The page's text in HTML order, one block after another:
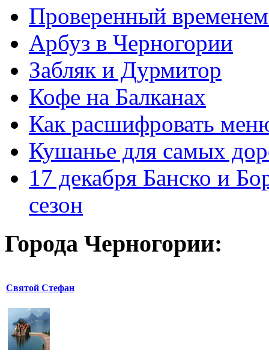
Проверенный временем
Арбуз в Черногории
Забляк и Дурмитор
Кофе на Балканах
Как расшифровать
Кушанье для самых
17 декабря Банско и
сезон
Города Черногории:
Святой Стефан